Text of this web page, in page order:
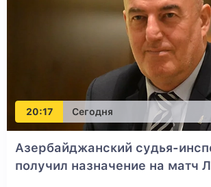
20:17 Сегодня
Азербайджанский судья-
получил назначение на матч